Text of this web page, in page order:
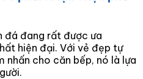
đá đang rất được ưa
hiện đại. Với vẻ đẹp tự
nhấn cho căn bếp, nó là lựa